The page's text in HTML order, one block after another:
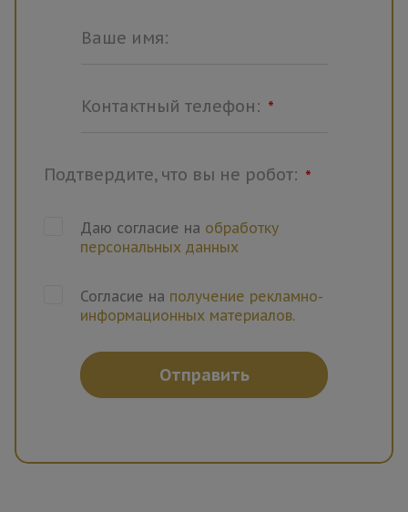
Ваше имя:
Контактный телефон: *
Подтвердите, что вы не робот: *
Даю согласие на обработку
персональных данных
Согласие на получение рекламно-
информационных материалов.
Отправить